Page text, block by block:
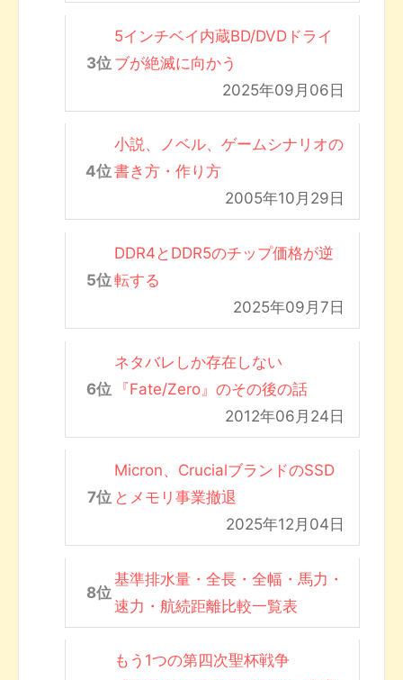
5インチベイ内蔵BD/DVDドライ
ブが絶滅に向かう
2025年09月06日
小説、ノベル、ゲームシナリオの
書き方・作り方
2005年10月29日
DDR4とDDR5のチップ価格が逆
転する
2025年09月7日
ネタバレしか存在しない
『Fate/Zero』のその後の話
2012年06月24日
Micron、CrucialブランドのSSD
とメモリ事業撤退
2025年12月04日
基準排水量・全長・全幅・馬力・
速力・航続距離比較一覧表
もう1つの第四次聖杯戦争